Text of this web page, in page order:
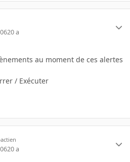
20 a
au moment de ces alertes
/ Exécuter
20 a